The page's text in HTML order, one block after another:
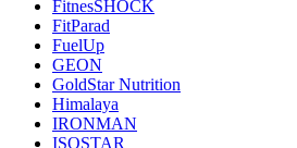
FitnesSHOCK
FitParad
FuelUp
GEON
GoldStar Nutrition
Himalaya
IRONMAN
ISOSTAR